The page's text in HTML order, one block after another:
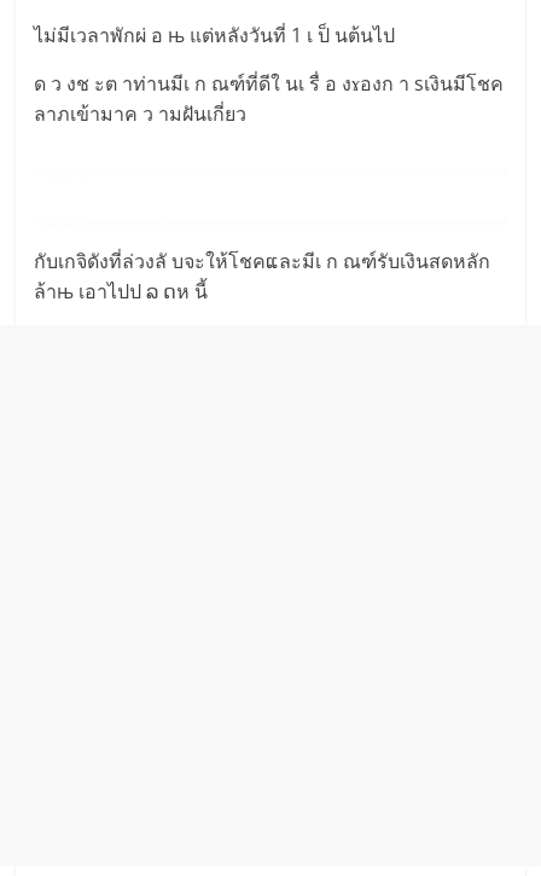
ไม่มีเวลาพักผ่ อ њ แต่หลังวันที่ 1 เ ป็ นต้นไป
ด ว งช ะต าท่านมีเ ก ณฑ์ที่ดีใ นเ รื่ อ งɤองก า sเงินมีโชค
ลาภเข้ามาค ว ามฝันเกี่ยว
กับเกจิดังที่ล่วงลั บจะให้โชคແละมีเ ก ณฑ์รับเงินสดหลัก
ล้าњ เอาไปป ລ ດห นี้